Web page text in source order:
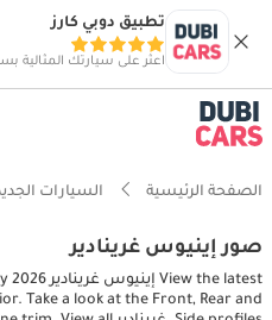
تطبيق دوبي كارز
اعثر على سيارتك المثالية
الصفحة الرئيسية السيارات
صور إينيوس غرينادير
Take a look at the Front, Rear and